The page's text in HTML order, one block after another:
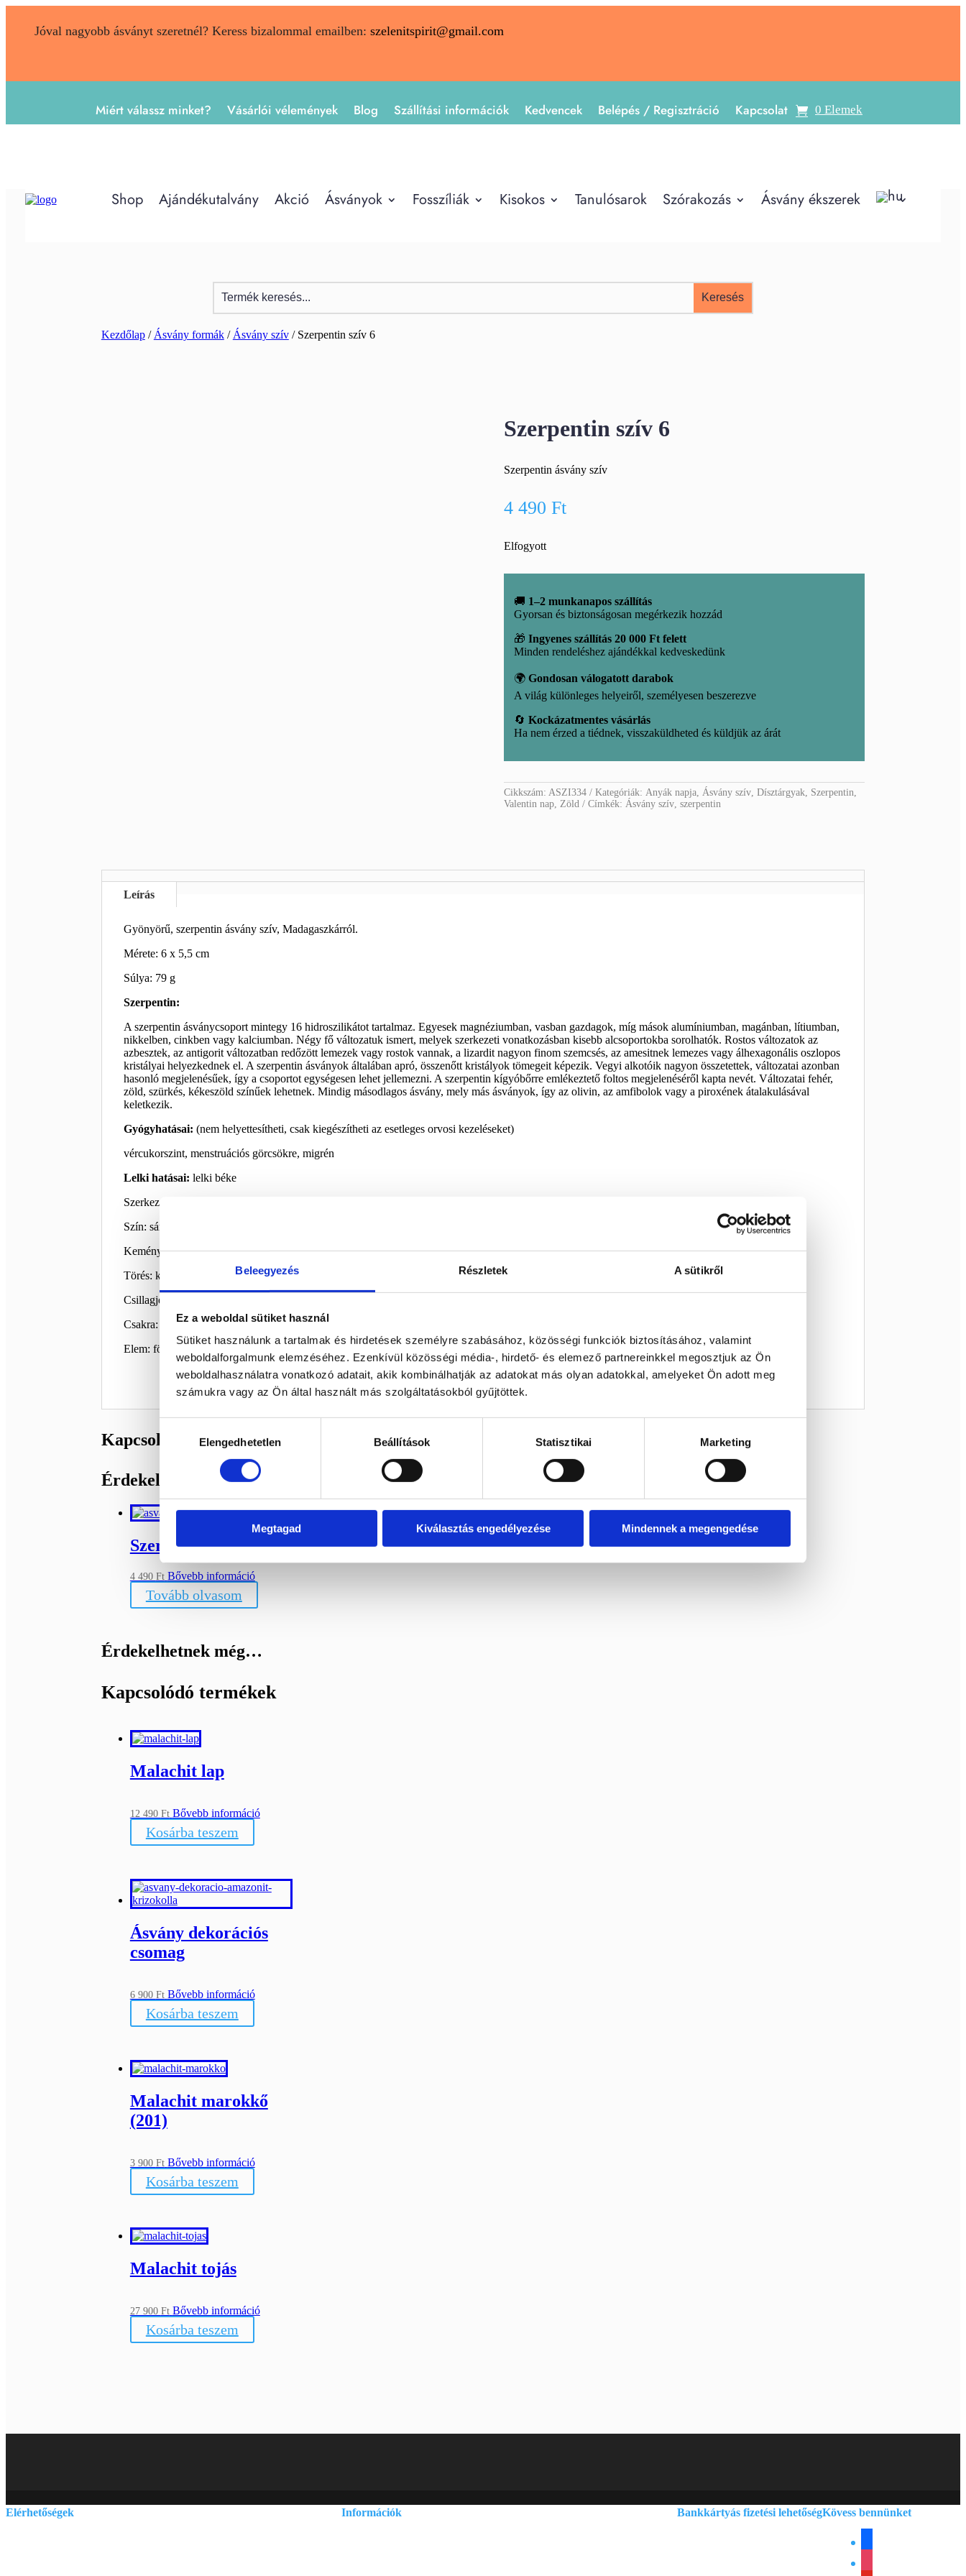
Beleegyezés Részletek A sütikről
Ez a weboldal sütiket használ
Sütiket használunk a tartalmak és hirdetések személyre szabásához, közösségi funkciók biztosításához, valamint
weboldalforgalmunk elemzéséhez. Ezenkívül közösségi média-, hirdető- és elemező partnereinkkel megosztjuk az Ön
weboldalhasználatra vonatkozó adatait, akik kombinálhatják az adatokat más olyan adatokkal, amelyeket Ön adott meg
számukra vagy az Ön által használt más szolgáltatásokból gyűjtöttek.
kiválasztásaElengedhetetlen Beállítások Statisztikai Marketing
Megtagad Kiválasztás engedélyezése Mindennek a megengedése
Jóval nagyobb ásványt szeretnél? Keress bizalommal emailben: szelenitspirit@gmail.com
Miért válassz minket? Vásárlói vélemények Blog Szállítási információk Kedvencek Belépés / Regisztráció Kapcsolat 0 Elemek
Shop Ajándékutalvány Akció Ásványok Fosszíliák Kisokos Tanulósarok Szórakozás Ásvány ékszerek
Kezdőlap/ Ásvány formák/ Ásvány szív/ Szerpentin szív 6
Szerpentin szív 6
Szerpentin ásvány szív
4 490Ft
Elfogyott
🚚 1–2 munkanapos szállítás
Gyorsan és biztonságosan megérkezik hozzád
🎁Ingyenes szállítás 20 000 Ft felett
Minden rendeléshez ajándékkal kedveskedünk
🌍Gondosan válogatott darabok
A világ különleges helyeiről, személyesen beszerezve
🔄Kockázatmentes vásárlás
Ha nem érzed a tiédnek, visszaküldheted és küldjük az árát
Cikkszám:ASZI334 Kategóriák:Anyák napja,Ásvány szív,Dísztárgyak, Szerpentin,
Valentin nap,Zöld Címkék:Ásvány szív,szerpentin
Leírás
Gyönyörű, szerpentin ásvány szív, Madagaszkárról.
Mérete: 6 x 5,5 cm
Súlya: 79 g
Szerpentin:
A szerpentin ásványcsoport mintegy 16 hidroszilikátot tartalmaz. Egyesek magnéziumban, vasban gazdagok, míg mások alumíniumban, magánban, lítiumban,
nikkelben, cinkben vagy kalciumban. Négy fő változatuk ismert, melyek szerkezeti vonatkozásban kisebb alcsoportokba sorolhatók. Rostos változatok az
azbesztek, az antigorit változatban redőzött lemezek vagy rostok vannak, a lizardit nagyon finom szemcsés, az amesitnek lemezes vagy álhexagonális oszlopos
kristályai helyezkednek el. A szerpentin ásványok általában apró, összenőtt kristályok tömegeit képezik. Vegyi alkotóik nagyon összetettek, változatai azonban
hasonló megjelenésűek, így a csoportot egységesen lehet jellemezni. A szerpentin kígyóbőrre emlékeztető foltos megjelenéséről kapta nevét. Változatai fehér,
zöld, szürkés, kékeszöld színűek lehetnek. Mindig másodlagos ásvány, mely más ásványok, így az olivin, az amfibolok vagy a piroxének átalakulásával
keletkezik.
Gyógyhatásai: (nem helyettesítheti, csak kiegészítheti az esetleges orvosi kezeléseket)
vércukorszint, menstruációs görcsökre, migrén
Lelki hatásai: lelki béke
Szerkezete: monoklin
Szín: sárga, zöld, fehér, szürke, zöldeskék
Keménység: 3,5 – 5,5
Törés: kagylós, szálkás
Csillagjegy: rák
Csakra: korona csakra
Elem: föld
Kapcsolódó termékek
Érdekelhetnek még…
Szerpentin szív 6
4 490 Ft Bővebb információ
Tovább olvasom
Érdekelhetnek még…
Kapcsolódó termékek
Malachit lap
12 490 Ft Bővebb információ
Kosárba teszem
Ásvány dekorációs
csomag
6 900 Ft Bővebb információ
Kosárba teszem
Malachit marokkő
(201)
3 900 Ft Bővebb információ
Kosárba teszem
Malachit tojás
27 900 Ft Bővebb információ
Kosárba teszem
Elérhetőségek Információk Bankkártyás fizetési lehetőségKövess bennünket